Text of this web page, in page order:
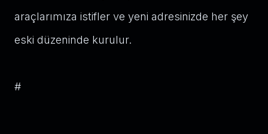
araçlarımıza istifler ve yeni adresinizde her şey
eski düzeninde kurulur.
#